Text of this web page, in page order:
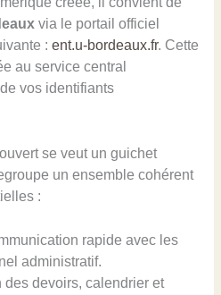
via le portail officiel
: ent.u-bordeaux.fr. Cette
au service central
vos identifiants
se veut un guichet
un ensemble cohérent
:
rapide avec les
administratif.
devoirs, calendrier et